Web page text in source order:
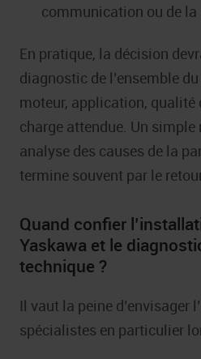
communication ou de la
En pratique, la décision
diagnostic de l’ensemble
moteur, application, qualité
charge attendue. Un
analyse des causes de la
termine souvent par le
Quand confier
Yaskawa et le
technique ?
Il vaut la peine d’envisager
spécialistes en particulier